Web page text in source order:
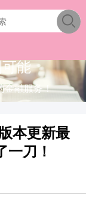
能
金融服务！
本更新最
刀！